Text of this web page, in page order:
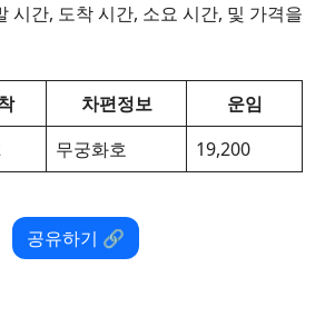
시간, 도착 시간, 소요 시간, 및 가격을
차편정보
운임
무궁화호 19,200
공유하기 🔗